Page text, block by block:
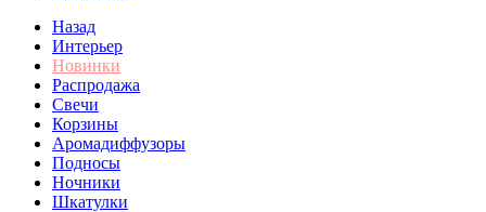
Назад
Интерьер
Новинки
Распродажа
Свечи
Корзины
Аромадиффузоры
Подносы
Ночники
Шкатулки